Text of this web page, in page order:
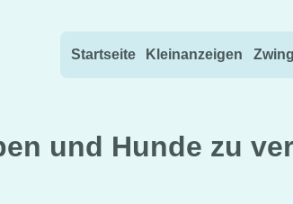
Startseite Kleinanzeigen
und Hunde zu